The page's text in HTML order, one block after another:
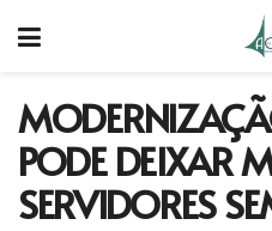
PODE DEIXAR
SERVIDORES